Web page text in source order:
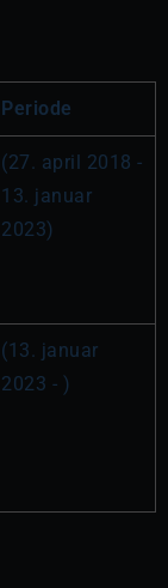
Periode
(27. april 2018 -
13. januar
2023)
(13. januar
2023 - )